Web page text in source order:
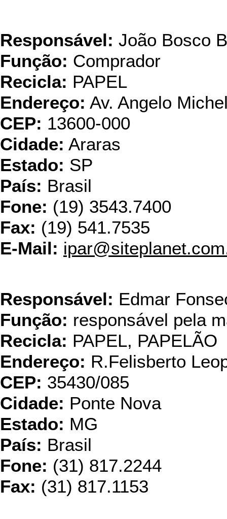
Responsável: João Bosco
Função: Comprador
Recicla: PAPEL
Endereço: Av. Angelo
CEP: 13600-000
Cidade: Araras
Estado: SP
País: Brasil
Fone: (19) 3543.7400
Fax: (19) 541.7535
E-Mail:
Responsável: Edmar
Função: responsável pela
Recicla: PAPEL, PAPELÃO
Endereço: R.Felisberto
CEP: 35430/085
Cidade: Ponte Nova
Estado: MG
País: Brasil
Fone: (31) 817.2244
Fax: (31) 817.1153